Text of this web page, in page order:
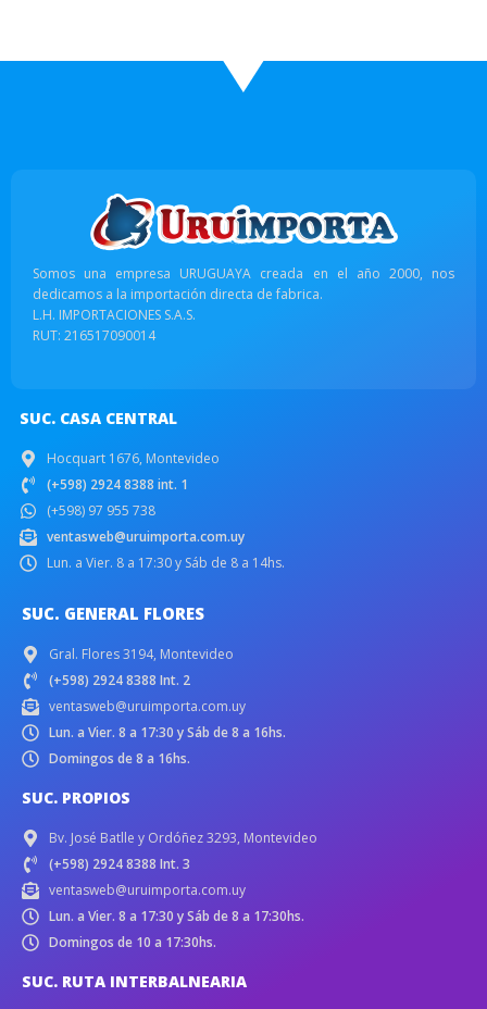
Somos una empresa URUGUAYA creada en el año 2000, nos
dedicamos a la importación directa de fabrica.
L.H. IMPORTACIONES S.A.S.
RUT: 216517090014
SUC. CASA CENTRAL
Hocquart 1676, Montevideo
(+598) 2924 8388 int. 1
(+598) 97 955 738
ventasweb@uruimporta.com.uy
Lun. a Vier. 8 a 17:30 y Sáb de 8 a 14hs.
SUC. GENERAL FLORES
Gral. Flores 3194, Montevideo
(+598) 2924 8388 Int. 2
ventasweb@uruimporta.com.uy
Lun. a Vier. 8 a 17:30 y Sáb de 8 a 16hs.
Domingos de 8 a 16hs.
SUC. PROPIOS
Bv. José Batlle y Ordóñez 3293, Montevideo
(+598) 2924 8388 Int. 3
ventasweb@uruimporta.com.uy
Lun. a Vier. 8 a 17:30 y Sáb de 8 a 17:30hs.
Domingos de 10 a 17:30hs.
SUC. RUTA INTERBALNEARIA